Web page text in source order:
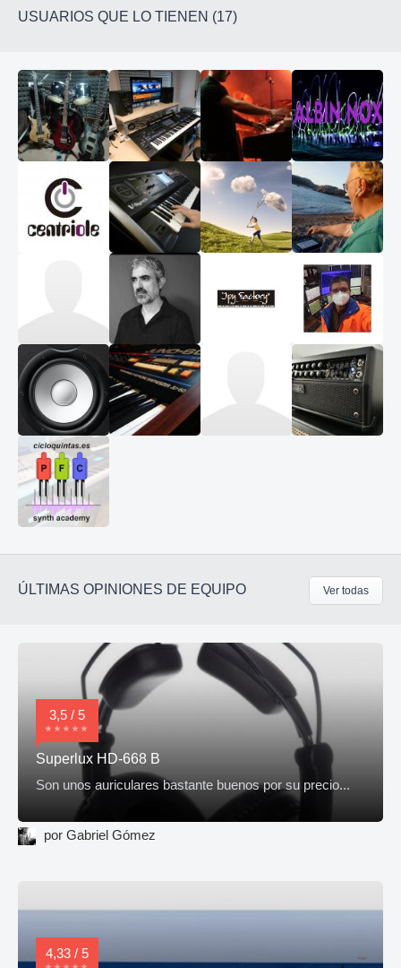
USUARIOS QUE LO TIENEN (17)
ÚLTIMAS OPINIONES DE EQUIPO Ver todas
3,5 / 5
Superlux HD-668 B
Son unos auriculares bastante buenos por su precio...
por Gabriel Gómez
4,33 / 5